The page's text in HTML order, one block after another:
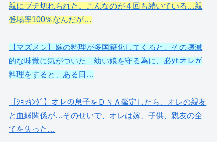
親にブチ切れられた。こんなのが４回も続いている…親
登場率100％なんだが…
【マズメシ】嫁の料理が多国籍化してくると、その壊滅
的な味覚に気がついた…幼い娘を守る為に、必ﾀﾋオレが
料理をすると、ある日…
【ｼｮｯｷﾝｸﾞ】オレの息子をＤＮＡ鑑定したら、オレの親友
と血縁関係が…そのせいで、オレは嫁、子供、親友の全
てを失った…